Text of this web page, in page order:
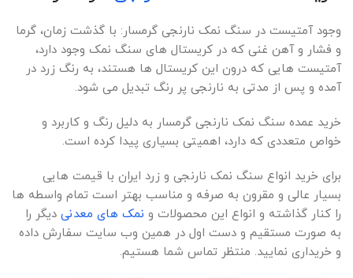
وجود آمتیست در سنگ نمک نارنجی گرمسار: با گذشت زمان، گرما
و فشار و آهن غنی که در کریستال های سنگ نمک وجود دارد،
آمتیست هایی که درون این کریستال ها هستند، به رنگ زرد در
آمده و پس از مدتی به نارنجی پر رنگ تبدیل می شود.
خرید عمده سنگ نمک نارنجی گرمسار به دلیل رنگ و کاربرد و
خواص متعددی که دارد، اهمیتی بسیاری پیدا کرده است.
برای خرید انواع سنگ نمک نارنجی و زرد ایران با قیمت هایی
بسیار عالی و مقرون به صرفه و مناسب بهتر است تمام واسطه ها
را کنار گذاشته و انواع این محصولات و نمک های معدنی دیگر را
به صورت مستقیم و دست اول در همین وب سایت سفارش داده
و خریداری نمایید. منتظر تماس شما هستیم.